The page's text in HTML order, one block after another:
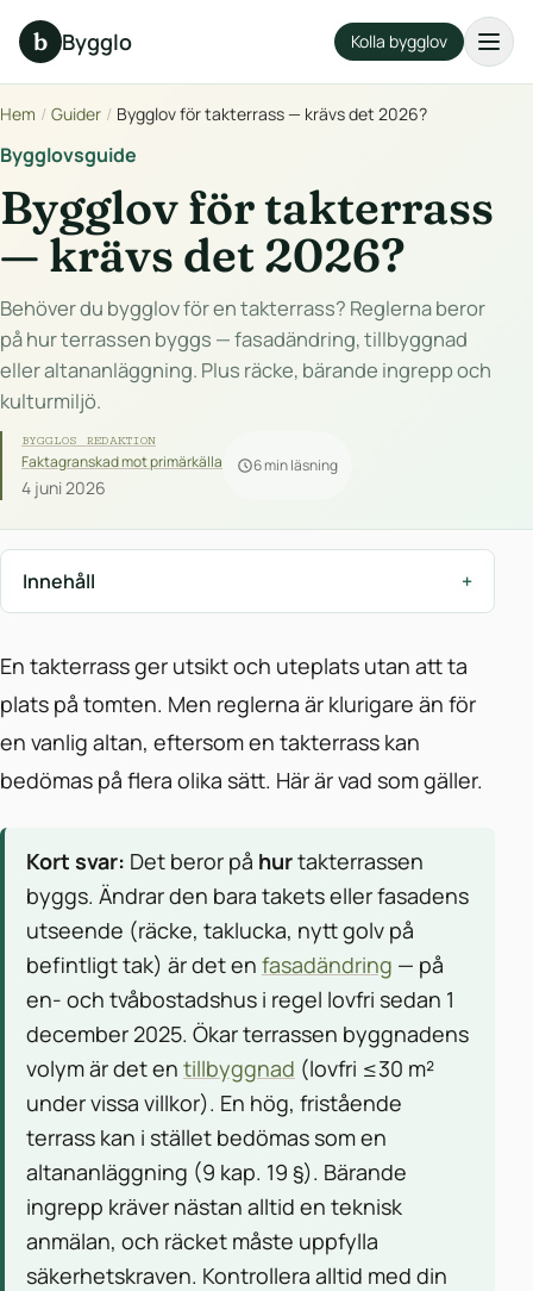
b Bygglo Kolla bygglov
Hem / Guider / Bygglov för takterrass — krävs det 2026?
Bygglovsguide
Bygglov för takterrass
— krävs det 2026?
Behöver du bygglov för en takterrass? Reglerna beror
på hur terrassen byggs — fasadändring, tillbyggnad
eller altananläggning. Plus räcke, bärande ingrepp och
kulturmiljö.
BYGGLOS REDAKTION
Faktagranskad mot primärkälla
4 juni 2026
6 min läsning
Innehåll
En takterrass ger utsikt och uteplats utan att ta
plats på tomten. Men reglerna är klurigare än för
en vanlig altan, eftersom en takterrass kan
bedömas på flera olika sätt. Här är vad som gäller.
Kort svar: Det beror på hurtakterrassen
byggs. Ändrar den bara takets eller fasadens
utseende (räcke, taklucka, nytt golv på
befintligt tak) är det en fasadändring — på
en- och tvåbostadshus i regel lovfri sedan 1
december 2025. Ökar terrassen byggnadens
volym är det en tillbyggnad (lovfri ≤30 m²
under vissa villkor). En hög, fristående
terrass kan i stället bedömas som en
altananläggning (9 kap. 19 §). Bärande
ingrepp kräver nästan alltid en teknisk
anmälan, och räcket måste uppfylla
säkerhetskraven. Kontrollera alltid med din